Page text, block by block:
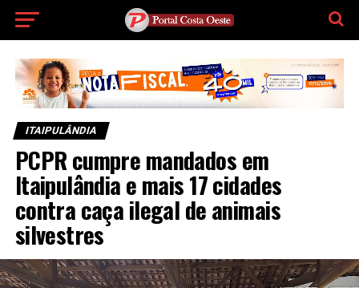
ITAIPULÂNDIA
PCPR cumpre mandados em
Itaipulândia e mais 17 cidades
contra caça ilegal de animais
silvestres